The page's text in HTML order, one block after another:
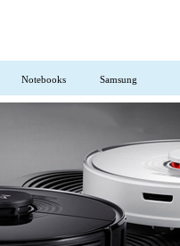
Notebooks Samsung